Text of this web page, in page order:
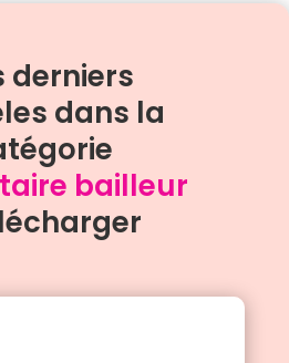
derniers
dans la
bailleur